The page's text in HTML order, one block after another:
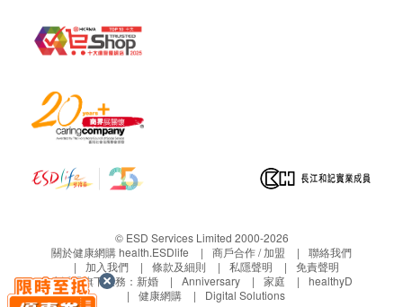
© ESD Services Limited 2000-2026
關於健康網購 health.ESDlife
商戶合作 / 加盟
聯絡我們
加入我們
條款及細則 私隱聲明
免責聲明
生活易旗下業務： 新婚 Anniversary 家庭
healthyD
健康網購
Digital Solutions